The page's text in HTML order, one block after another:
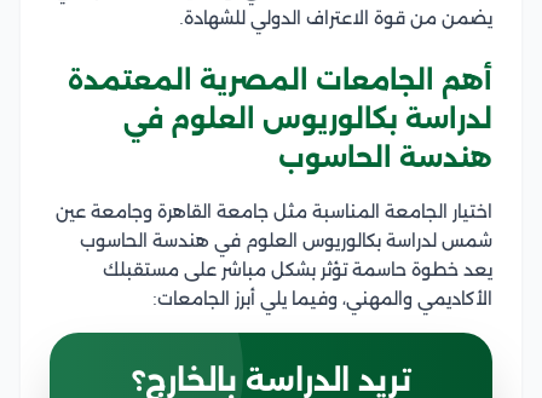
يضمن من قوة الاعتراف الدولي للشهادة.
أهم الجامعات المصرية المعتمدة
لدراسة بكالوريوس العلوم في
هندسة الحاسوب
اختيار الجامعة المناسبة مثل جامعة القاهرة وجامعة عين
شمس لدراسة بكالوريوس العلوم في هندسة الحاسوب
يعد خطوة حاسمة تؤثر بشكل مباشر على مستقبلك
الأكاديمي والمهني، وفيما يلي أبرز الجامعات:
تريد الدراسة بالخارج؟